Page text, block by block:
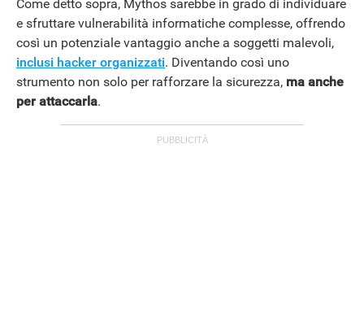
Come detto sopra, Mythos sarebbe in grado di individuare
e sfruttare vulnerabilità informatiche complesse, offrendo
così un potenziale vantaggio anche a soggetti malevoli,
inclusi hacker organizzati. Diventando così uno
strumento non solo per rafforzare la sicurezza, ma anche
per attaccarla.